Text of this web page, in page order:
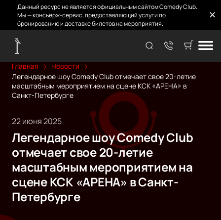
Данный ресурс не является официальным сайтом Comedy Club.
Мы — консьерж-сервис, предоставляющий услуги по
бронированию и доставке билетов на мероприятия.
Главная
Новости
Легендарное шоу Comedy Club отмечает свое 20-летие
масштабным мероприятием на сцене КСК «АРЕНА» в
Санкт-Петербурге
22 июня 2025
Легендарное шоу Comedy Club
отмечает свое 20-летие
масштабным мероприятием на
сцене КСК «АРЕНА» в Санкт-
Петербурге